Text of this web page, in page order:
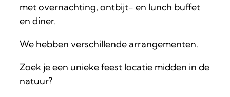
met overnachting, ontbijt- en lunch buffet
en diner.
We hebben verschillende arrangementen.
Zoek je een unieke feest locatie midden in de
natuur?